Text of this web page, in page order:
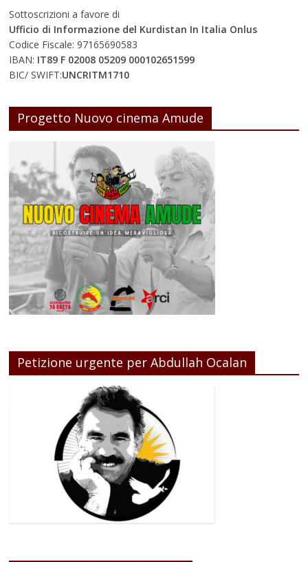
Sottoscrizioni a favore di
Ufficio di Informazione del Kurdistan In Italia Onlus
Codice Fiscale: 97165690583
IBAN: IT89 F 02008 05209 000102651599
BIC/ SWIFT:UNCRITM1710
Progetto Nuovo cinema Amude
Petizione urgente per Abdullah Ocalan